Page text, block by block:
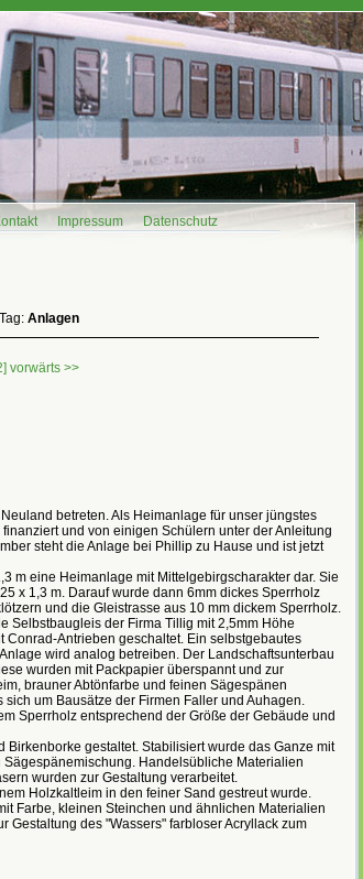
Impressum Datenschutz
Tag: Anlagen
vorwärts >>
betreten. Als Heimanlage für unser jüngstes
und von einigen Schülern unter der Anleitung
steht die Anlage bei Phillip zu Hause und ist jetzt
m eine Heimanlage mit Mittelgebirgscharakter dar. Sie
x 1,3 m. Darauf wurde dann 6mm dickes Sperrholz
und die Gleistrasse aus 10 mm dickem Sperrholz.
Selbstbaugleis der Firma Tillig mit 2,5mm Höhe
Antrieben geschaltet. Ein selbstgebautes
wird analog betreiben. Der Landschaftsunterbau
wurden mit Packpapier überspannt und zur
brauner Abtönfarbe und feinen Sägespänen
um Bausätze der Firmen Faller und Auhagen.
Sperrholz entsprechend der Größe der Gebäude und
gestaltet. Stabilisiert wurde das Ganze mit
Handelsübliche Materialien
wurden zur Gestaltung verarbeitet.
Holzkaltleim in den feiner Sand gestreut wurde.
Farbe, kleinen Steinchen und ähnlichen Materialien
Gestaltung des "Wassers" farbloser Acryllack zum